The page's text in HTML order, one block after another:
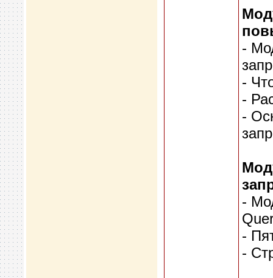
-
-
-
-
-
-
-